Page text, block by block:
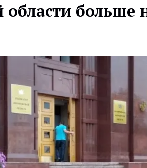
области